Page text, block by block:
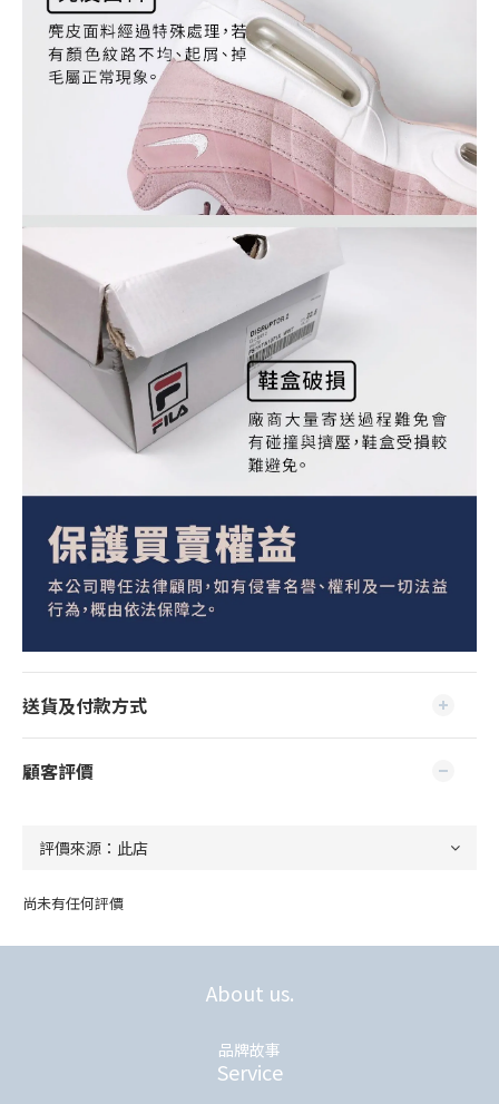
送貨及付款方式
顧客評價
尚未有任何評價
About us.
品牌故事
Service